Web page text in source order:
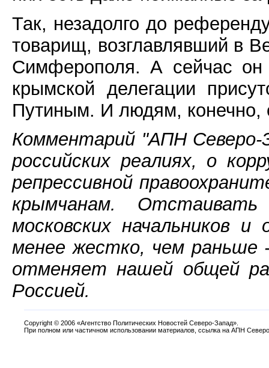
Так, незадолго до
товарищ, возглавлявший в
Симферополя. А сейчас он
крымской делегации
Путиным. И людям, конечно,
Комментарий "АПН
российских реалиях, о
репрессивной
крымчанам.
московских начальников
менее жестко, чем раньше
отменяет нашей общей
Россией.
Copyright © 2006 «Агентство Политических Новостей Северо-Запад».
При полном или частичном использовании материалов, ссылка на АПН